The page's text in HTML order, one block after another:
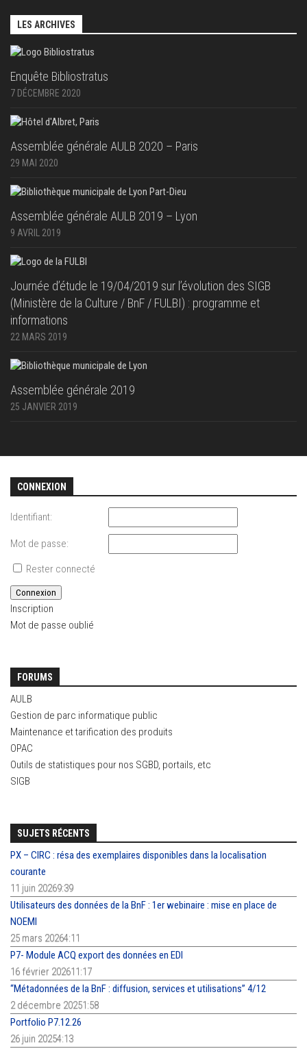
LES ARCHIVES
Enquête Bibliostratus
7 DÉCEMBRE 2020
Assemblée générale AULB 2020 – Paris
29 MAI 2020
Assemblée générale AULB 2019 – Lyon
9 AVRIL 2019
Journée d’étude le 19/04/2019 sur l’évolution des SIGB
(Ministère de la Culture / BnF / FULBI) : programme et
informations
22 MARS 2019
Assemblée générale 2019
25 JANVIER 2019
CONNEXION
Identifiant:
Mot de passe:
Rester connecté
Connexion
Inscription
Mot de passe oublié
FORUMS
AULB
Gestion de parc informatique public
Maintenance et tarification des produits
OPAC
Outils de statistiques pour nos SGBD, portails, etc
SIGB
SUJETS RÉCENTS
PX – CIRC : résa des exemplaires disponibles dans la localisation
courante
11 juin 20269:39
Utilisateurs des données de la BnF : 1er webinaire : mise en place de
NOEMI
25 mars 20264:11
P7- Module ACQ export des données en EDI
16 février 202611:17
“Métadonnées de la BnF : diffusion, services et utilisations” 4/12
2 décembre 20251:58
Portfolio P7.12.26
26 juin 20254:13